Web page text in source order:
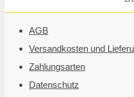
AGB
Versandkosten und
Zahlungsarten
Datenschutz